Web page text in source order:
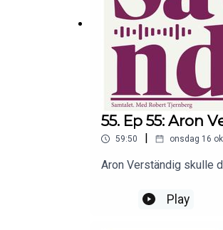
55. Ep 55: Aron
59:50 | onsdag 16
Aron Verständig skulle
Play